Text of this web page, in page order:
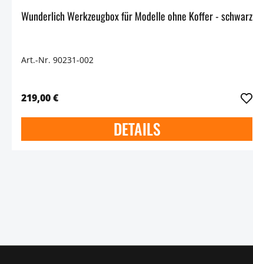
Wunderlich Werkzeugbox für Modelle ohne Koffer - schwarz
Art.-Nr. 90231-002
219,00 €
DETAILS